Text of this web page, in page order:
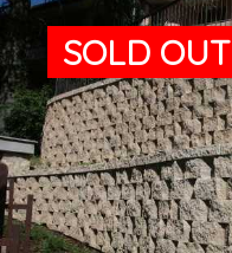
SOLD OUT